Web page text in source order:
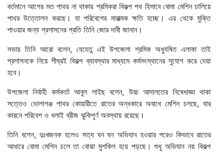
বর্তমানে আগের মত পাথর না থাকায় শ্রমিকরা বিকল্প পথ হিসাবে বোমা মেশিন চালিয়ে
পাথর উত্তোলন করছে। যা পরিবেশের মারাত্মক ক্ষতি হচ্ছে। এর থেকে মুক্তি
পাওয়ার জন্য প্রশাসনের প্রতি তিনি জোর দাবী জানান।
সভায় তিনি আরো বলেন, যেহেতু এই উপজেলা শ্রমিক অধ্যুষিত এলাকা তাই
প্রশাসনকে নিয়ে শীঘ্রই বিকল্প ব্যাবস্থার মাধ্যমে কর্মসংস্থানের সুযোগ করে দেয়া
হবে।
উপজেলা নির্বাহী কর্মকর্তা আবুল লাইছ বলেন, উচ্চ আদালতের নিষেধাজ্ঞা থাকা
সত্তেও ভোলাগঞ্জ পাথর কোয়ারীতে রাতের অন্ধকারে অবাধে মেশিন চলছে, যার
কারনে পরিবেশ ও ধলাই ব্রীজ ঝুকিপুর্ণ অবস্থায় রয়েছে।
তিনি বলেন, দুঃখজনক হলেও সত্য ঘন ঘন অভিযান হওয়ার পরেও কিভাবে রাতের
আধারে বোমা মেশিন চলে তা বোঝা মুশকিল হয়ে পড়ছে। শুধু অভিযান নয় বিকল্প